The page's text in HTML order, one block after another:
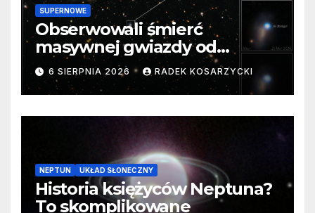
SUPERNOWE
Obserwowali śmierć
masywnej gwiazdy od
samego początku. Niezwykle
cenne dane
6 SIERPNIA 2026 RADEK KOSARZYCKI
NEPTUN UKŁAD SŁONECZNY
Historia księżyców Neptuna?
To skomplikowane